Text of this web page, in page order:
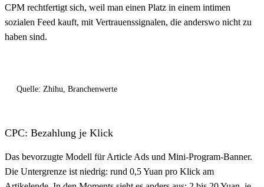
CPM rechtfertigt sich, weil man einen Platz in einem intimen
sozialen Feed kauft, mit Vertrauenssignalen, die anderswo nicht zu
haben sind.
Quelle: Zhihu, Branchenwerte
CPC: Bezahlung je Klick
Das bevorzugte Modell für Article Ads und Mini-Program-Banner.
Die Untergrenze ist niedrig: rund 0,5 Yuan pro Klick am